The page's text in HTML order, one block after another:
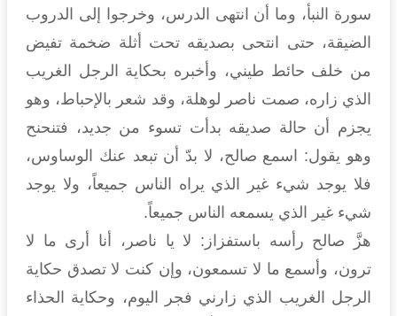
سورة النبأ، وما أن انتهى الدرس، وخرجوا إلى الدروب
الضيقة، حتى انتحى بصديقه تحت أثلة ضخمة تفيض
من خلف حائط طيني، وأخبره بحكاية الرجل الغريب
الذي زاره، صمت ناصر لوهلة، وقد شعر بالإحباط، وهو
يجزم أن حالة صديقه بدأت تسوء من جديد، فتنحنح
وهو يقول: اسمع صالح، لا بدّ أن تبعد عنك الوساوس،
فلا يوجد شيء غير الذي يراه الناس جميعاً، ولا يوجد
شيء غير الذي يسمعه الناس جميعاً.
هزَّ صالح رأسه باستفزاز: لا يا ناصر، أنا أرى ما لا
ترون، وأسمع ما لا تسمعون، وإن كنت لا تصدق حكاية
الرجل الغريب الذي زارني فجر اليوم، وحكاية الحذاء